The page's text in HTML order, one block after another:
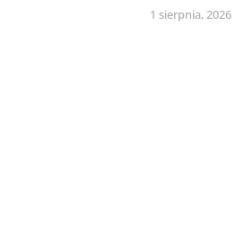
1 sierpnia, 2026